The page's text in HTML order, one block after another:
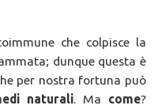
che colpisce la
dunque questa è
per nostra fortuna può
naturali. Ma come?